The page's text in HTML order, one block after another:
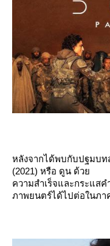
หลังจากได้พบกับปฐมบท
(2021) หรือ ดูน ด้ว
ความสำเร็จและกระแส
ภาพยนตร์ได้ไปต่อในภา